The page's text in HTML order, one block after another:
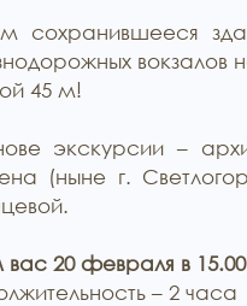
сохранившееся
45 м!
экскурсии –
(ныне г.
20 февраля в 15.00
– 2 часа